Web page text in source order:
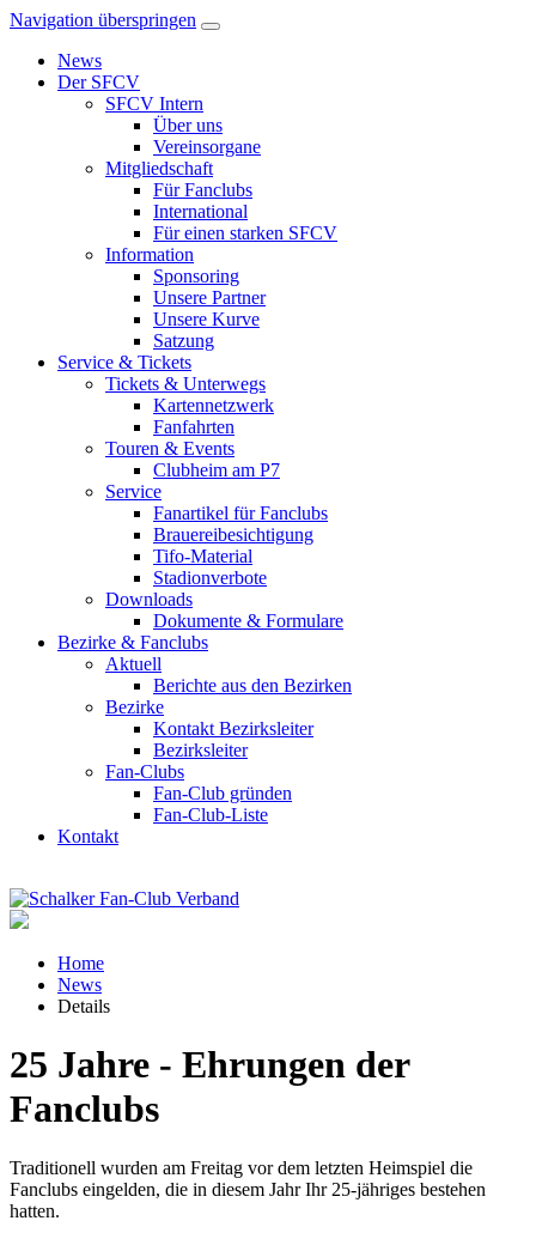
Navigation überspringen
News
Der SFCV
SFCV Intern
Über uns
Vereinsorgane
Mitgliedschaft
Für Fanclubs
International
Für einen starken SFCV
Information
Sponsoring
Unsere Partner
Unsere Kurve
Satzung
Service & Tickets
Tickets & Unterwegs
Kartennetzwerk
Fanfahrten
Touren & Events
Clubheim am P7
Service
Fanartikel für Fanclubs
Brauereibesichtigung
Tifo-Material
Stadionverbote
Downloads
Dokumente & Formulare
Bezirke & Fanclubs
Aktuell
Berichte aus den Bezirken
Bezirke
Kontakt Bezirksleiter
Bezirksleiter
Fan-Clubs
Fan-Club gründen
Fan-Club-Liste
Kontakt
Home
News
Details
25 Jahre - Ehrungen der
Fanclubs
Traditionell wurden am Freitag vor dem letzten Heimspiel die
Fanclubs eingelden, die in diesem Jahr Ihr 25-jähriges bestehen
hatten.